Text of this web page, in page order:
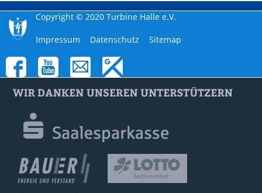
Copyright © 2020 Turbine Halle e.V.
Navigation
Impressum Datenschutz Sitemap